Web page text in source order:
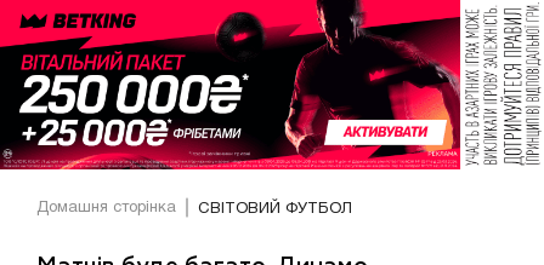
Домашня сторінка СВІТОВИЙ ФУТБОЛ